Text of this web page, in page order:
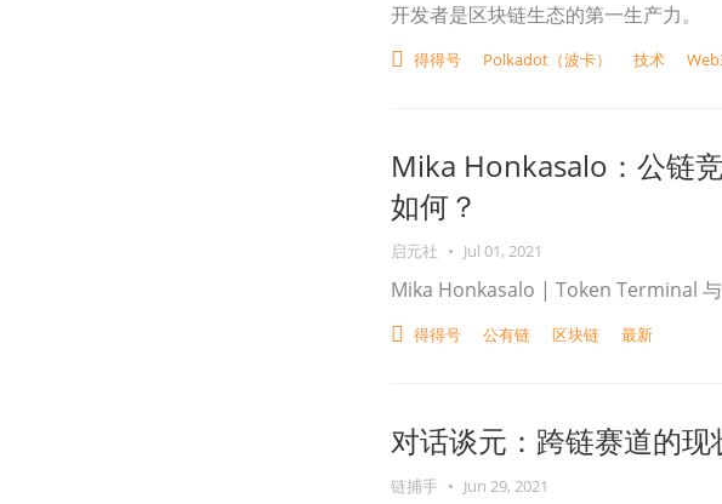
开发者是区块链生态的第一生产力。
得得号 Polkadot（波卡） 技术
Mika Honkasalo：公链
如何？
启元社 • Jul 01, 2021
Mika Honkasalo | Token Terminal
得得号 公有链 区块链 最新
对话谈元：跨链赛道的现
链捕手 • Jun 29, 2021